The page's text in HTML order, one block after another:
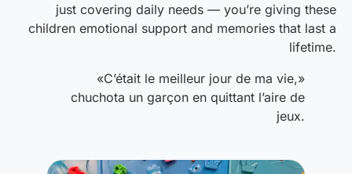
just covering daily needs — you’re giving these
children emotional support and memories that last a
lifetime.
«C’était le meilleur jour de ma vie,»
chuchota un garçon en quittant l’aire de
jeux.